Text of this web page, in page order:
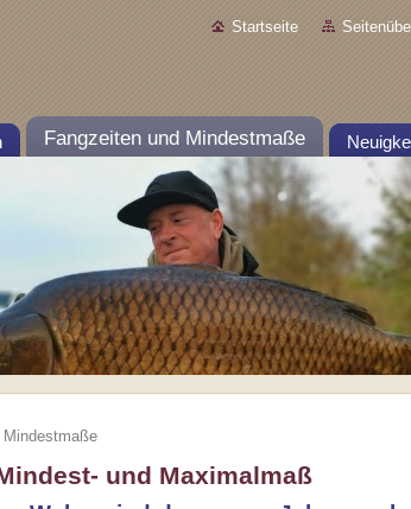
Startseite
Fangzeiten und Mindestmaße
Mindestmaße
und Maximalmaß